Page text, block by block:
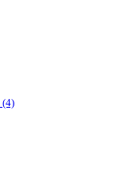
(4)